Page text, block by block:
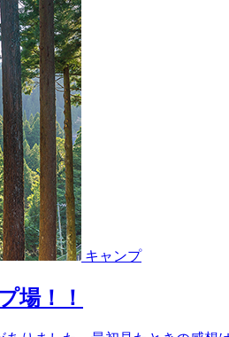
キャンプ
場！！